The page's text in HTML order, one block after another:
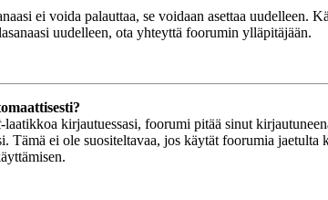
ei voida palauttaa, se voidaan asettaa uudelleen.
uudelleen, ota yhteyttä foorumin ylläpitäjään.
-laatikkoa kirjautuessasi, foorumi pitää sinut
Tämä ei ole suositeltavaa, jos käytät foorumia